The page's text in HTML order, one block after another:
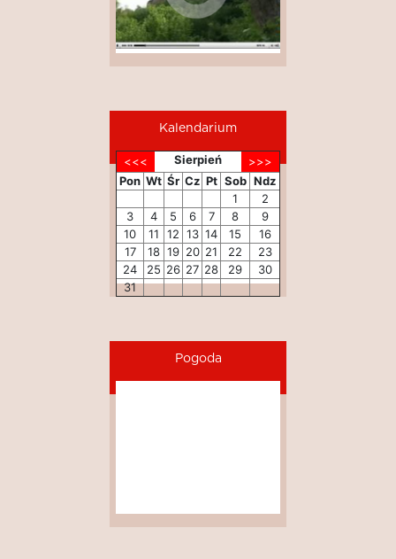
Kalendarium
Sierpień
Pon Wt Śr Cz Pt Sob Ndz
1
2
3
4 5 6 7 8
9
10
11 12 13 14 15
16
17
18 19 20 21 22
23
24
25 26 27 28 29
30
31
Pogoda